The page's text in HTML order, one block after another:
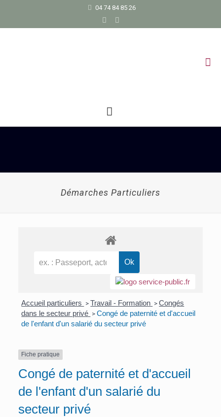
04 74 84 85 26
Démarches Particuliers
Accueil particuliers > Travail - Formation > Congés
dans le secteur privé > Congé de paternité et d'accueil
de l'enfant d'un salarié du secteur privé
Fiche pratique
Congé de paternité et d'accueil
de l'enfant d'un salarié du
secteur privé